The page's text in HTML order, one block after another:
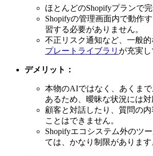
ほとんどのShopifyプランで
Shopifyの管理画面内で動作
習する必要がありません。
不正リスク通知など、一般
プレートライブラリ が充実し
デメリット：
本物のAIではなく、あくま
あるため、曖昧な状況には対
顧客と対話したり、質問の
ことはできません。
Shopifyエコシステム外のツ
ては、かなり制限があります